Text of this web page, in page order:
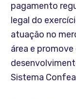
pagamento
legal do
atuação no
área e
Sistema